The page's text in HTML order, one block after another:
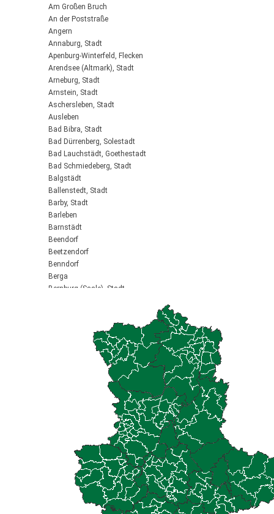
Am Großen Bruch
An der Poststraße
Angern
Annaburg, Stadt
Apenburg-Winterfeld, Flecken
Arendsee (Altmark), Stadt
Arneburg, Stadt
Arnstein, Stadt
Aschersleben, Stadt
Ausleben
Bad Bibra, Stadt
Bad Dürrenberg, Solestadt
Bad Lauchstädt, Goethestadt
Bad Schmiedeberg, Stadt
Balgstädt
Ballenstedt, Stadt
Barby, Stadt
Barleben
Barnstädt
Beendorf
Beetzendorf
Benndorf
Berga
Bernburg (Saale), Stadt
Bitterfeld-Wolfen, Stadt
Blankenburg (Harz), Stadt
Brücken-Hackpfüffel
Bülstringen
Burg, Stadt
Burgstall
Calbe (Saale), Stadt